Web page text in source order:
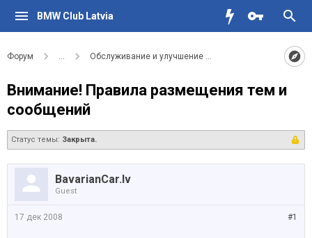
BMW Club Latvia
Форум ... Обслуживание и улучшение вашего BMW
Внимание! Правила размещения тем и
сообщений
Статус темы: Закрыта.
BavarianCar.lv
Guest
#1
17 дек 2008